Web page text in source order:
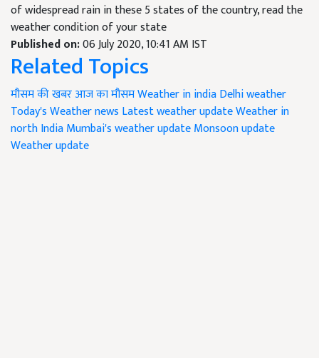
of widespread rain in these 5 states of the country, read the
weather condition of your state
Published on:06 July 2020, 10:41 AM IST
Related Topics
मौसम की खबरआज का मौसमWeather in indiaDelhi weather
Today's Weather news Latest weather updateWeather in
north IndiaMumbai's weather updateMonsoon update
Weather update